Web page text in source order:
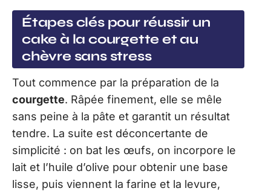
Étapes clés pour réussir un
cake à la courgette et au
chèvre sans stress
Tout commence par la préparation de la
courgette. Râpée finement, elle se mêle
sans peine à la pâte et garantit un résultat
tendre. La suite est déconcertante de
simplicité : on bat les œufs, on incorpore le
lait et l’huile d’olive pour obtenir une base
lisse, puis viennent la farine et la levure,